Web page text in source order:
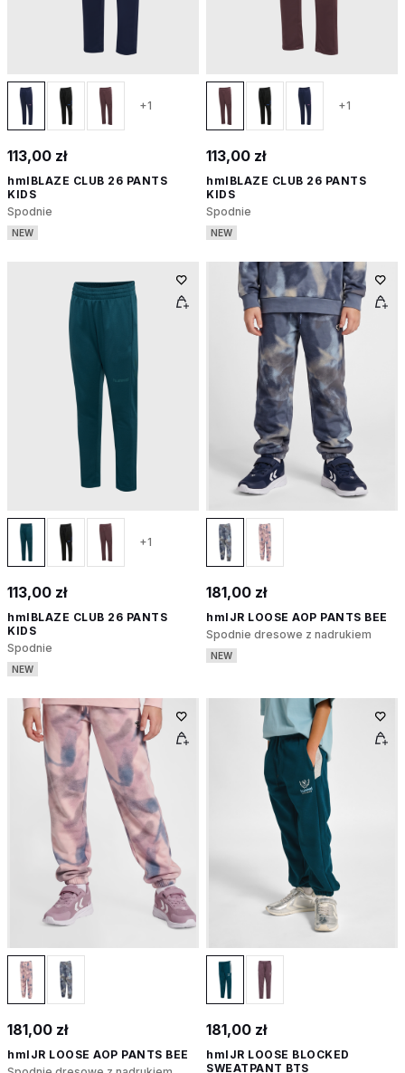
+1
113,00 zł
hmlBLAZE CLUB 26 PANTS
KIDS
Spodnie
NEW
+1
113,00 zł
hmlBLAZE CLUB 26 PANTS
KIDS
Spodnie
NEW
+1
113,00 zł
hmlBLAZE CLUB 26 PANTS
KIDS
Spodnie
NEW
181,00 zł
hmlJR LOOSE AOP PANTS BEE
Spodnie dresowe z nadrukiem
NEW
181,00 zł
hmlJR LOOSE AOP PANTS BEE
181,00 zł
hmlJR LOOSE BLOCKED
SWEATPANT BTS